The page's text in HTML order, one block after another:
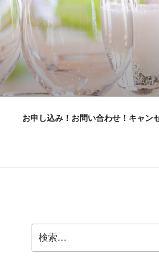
お申し込み！お問い合わせ！キャン
索: